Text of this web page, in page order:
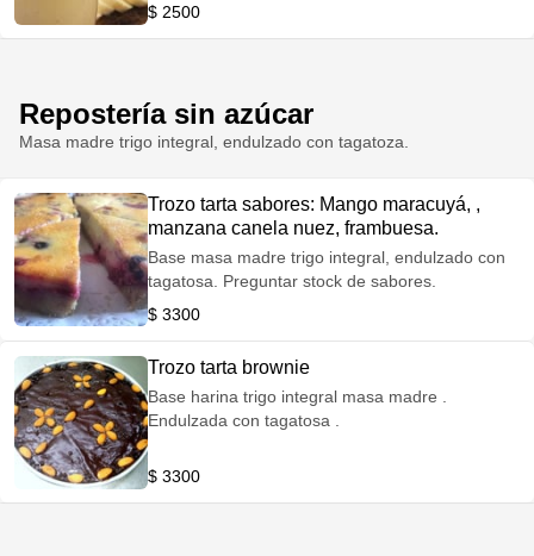
$ 2500
Repostería sin azúcar
Masa madre trigo integral, endulzado con tagatoza.
Trozo tarta sabores: Mango maracuyá, ,
manzana canela nuez, frambuesa.
Base masa madre trigo integral, endulzado con
tagatosa. Preguntar stock de sabores.
$ 3300
Trozo tarta brownie
Base harina trigo integral masa madre .
Endulzada con tagatosa .
$ 3300